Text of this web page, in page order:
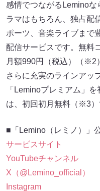
感情でつながるLeminoな
ラマはもちろん、独占配
ポーツ、音楽ライブまで
配信サービスです。無料
月額990円（税込）（※2
さらに充実のラインアッ
「Leminoプレミアム」
は、初回初月無料（※3）
■「Lemino（レミノ）」
サービスサイト
YouTubeチャンネル
X（@Lemino_official）
Instagram